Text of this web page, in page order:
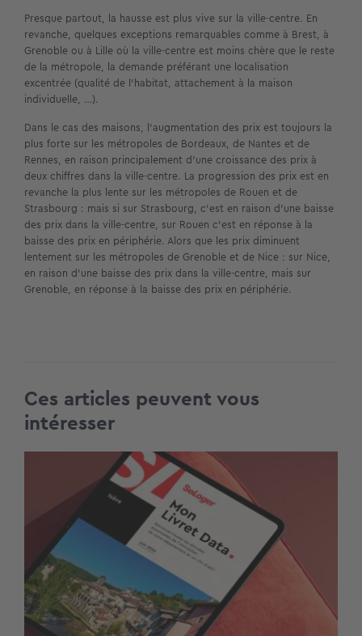
Presque partout, la hausse est plus vive sur la ville-centre. En
revanche, quelques exceptions remarquables comme à Brest, à
Grenoble ou à Lille où la ville-centre est moins chère que le reste
de la métropole, la demande préférant une localisation
excentrée (qualité de l’habitat, attachement à la maison
individuelle, …).
Dans le cas des maisons, l’augmentation des prix est toujours la
plus forte sur les métropoles de Bordeaux, de Nantes et de
Rennes, en raison principalement d’une croissance des prix à
deux chiffres dans la ville-centre. La progression des prix est en
revanche la plus lente sur les métropoles de Rouen et de
Strasbourg : mais si sur Strasbourg, c’est en raison d’une baisse
des prix dans la ville-centre, sur Rouen c’est en réponse à la
baisse des prix en périphérie. Alors que les prix diminuent
lentement sur les métropoles de Grenoble et de Nice : sur Nice,
en raison d’une baisse des prix dans la ville-centre, mais sur
Grenoble, en réponse à la baisse des prix en périphérie.
Ces articles peuvent vous
intéresser